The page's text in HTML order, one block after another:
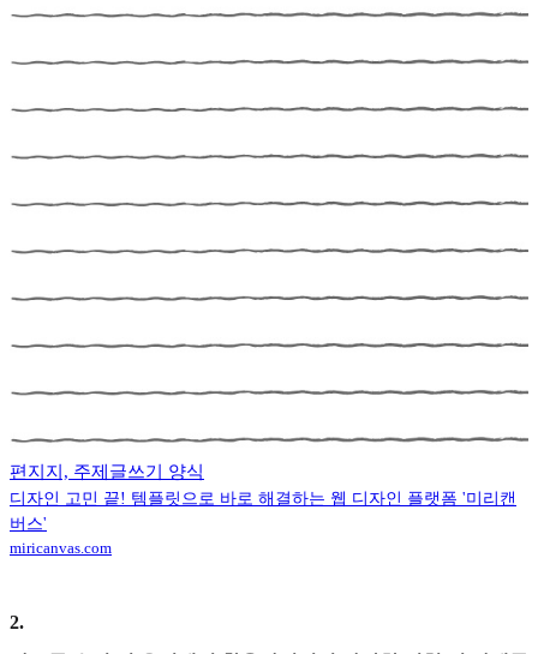
편지지, 주제글쓰기 양식
디자인 고민 끝! 템플릿으로 바로 해결하는 웹 디자인 플랫폼 '미리캔
버스'
miricanvas.com
2.